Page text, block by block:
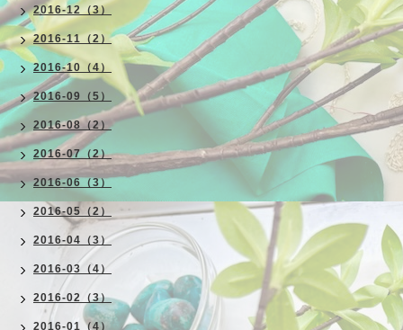
2016-12（3）
2016-11（2）
2016-10（4）
2016-09（5）
2016-08（2）
2016-07（2）
2016-06（3）
2016-05（2）
2016-04（3）
2016-03（4）
2016-02（3）
2016-01（4）